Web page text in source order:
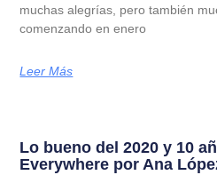
muchas alegrías, pero también
comenzando en enero
Leer Más
Lo bueno del 2020 y 10
Everywhere por Ana